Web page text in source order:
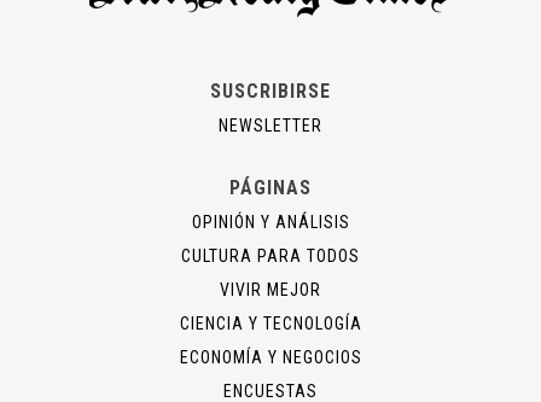
SUSCRIBIRSE
NEWSLETTER
PÁGINAS
OPINIÓN Y ANÁLISIS
CULTURA PARA TODOS
VIVIR MEJOR
CIENCIA Y TECNOLOGÍA
ECONOMÍA Y NEGOCIOS
ENCUESTAS